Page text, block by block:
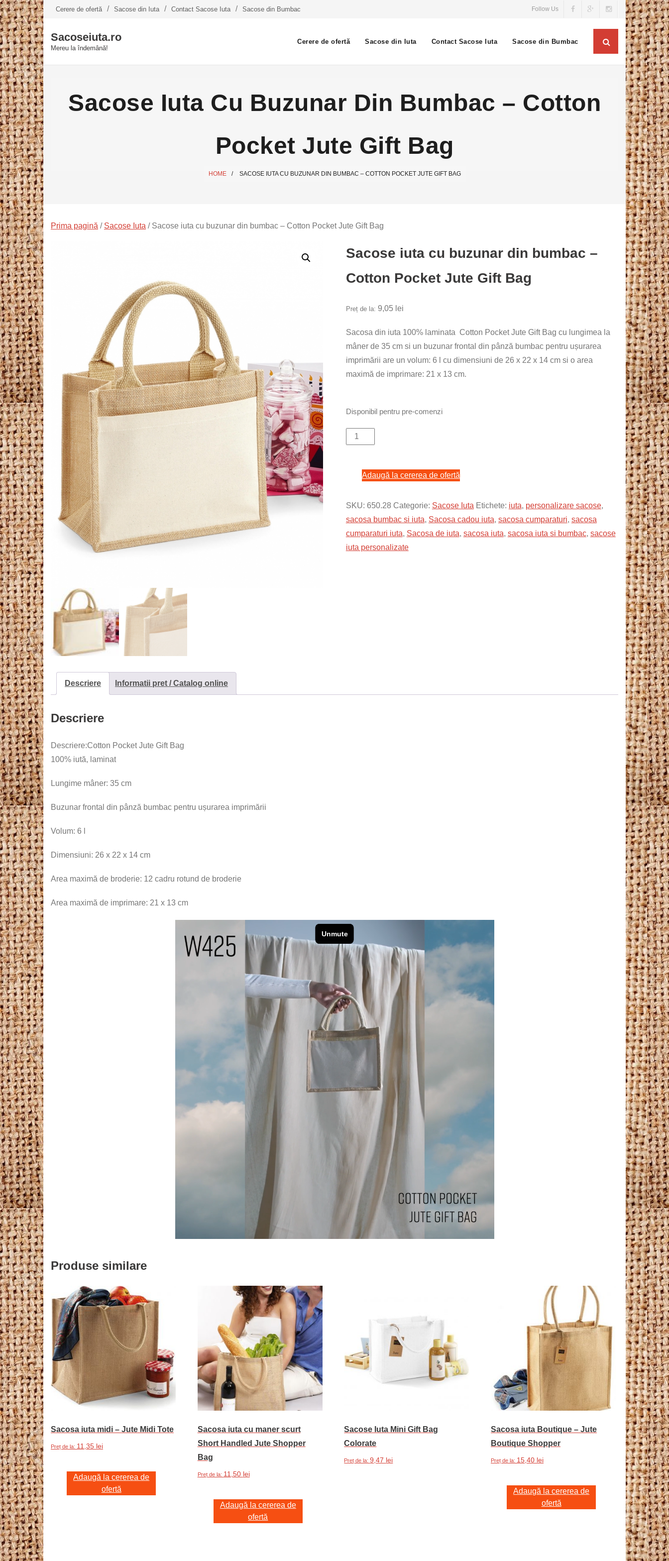
Skip
to
content
Cerere de ofertă Sacose din Iuta Contact Sacose Iuta Sacose din Bumbac Follow Us
Sacoseiuta.ro
Mereu la îndemână!
Cerere de ofertă Sacose din Iuta Contact Sacose Iuta Sacose din Bumbac
Sacose Iuta Cu Buzunar Din Bumbac – Cotton
Pocket Jute Gift Bag
HOME / SACOSE IUTA CU BUZUNAR DIN BUMBAC – COTTON POCKET JUTE GIFT BAG
Prima pagină / Sacose Iuta / Sacose iuta cu buzunar din bumbac – Cotton Pocket Jute Gift Bag
Sacose iuta cu buzunar din bumbac –
Cotton Pocket Jute Gift Bag
Preț de la: 9,05 lei
Sacosa din iuta 100% laminata Cotton Pocket Jute Gift Bag cu lungimea la
mâner de 35 cm si un buzunar frontal din pânză bumbac pentru ușurarea
imprimării are un volum: 6 l cu dimensiuni de 26 x 22 x 14 cm si o area
maximă de imprimare: 21 x 13 cm.
Disponibil pentru pre-comenzi
Cantitate
din
bumbac
-
Cotton
Adaugă la cererea de ofertă
SKU: 650.28 Categorie: Sacose Iuta Etichete: iuta, personalizare sacose,
sacosa bumbac si iuta, Sacosa cadou iuta, sacosa cumparaturi, sacosa
cumparaturi iuta, Sacosa de iuta, sacosa iuta, sacosa iuta si bumbac, sacose
iuta personalizate
Descriere Informatii pret / Catalog online
Descriere
Descriere:Cotton Pocket Jute Gift Bag
100% iută, laminat
Lungime mâner: 35 cm
Buzunar frontal din pânză bumbac pentru ușurarea imprimării
Volum: 6 l
Dimensiuni: 26 x 22 x 14 cm
Area maximă de broderie: 12 cadru rotund de broderie
Area maximă de imprimare: 21 x 13 cm
Produse similare
Sacosa iuta midi – Jute Midi Tote
Preț de la: 11,35 lei
Adaugă la cererea de
ofertă
Sacosa iuta cu maner scurt
Short Handled Jute Shopper
Bag
Preț de la: 11,50 lei
Adaugă la cererea de
ofertă
Sacose Iuta Mini Gift Bag
Colorate
Preț de la:9,47 lei
Sacosa iuta Boutique – Jute
Boutique Shopper
Preț de la: 15,40 lei
Adaugă la cererea de
ofertă